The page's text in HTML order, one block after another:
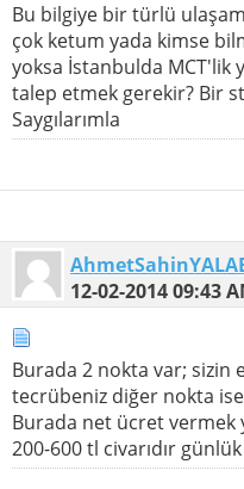
Bu bilgiye bir türlü
çok ketum yada kimse
yoksa İstanbulda MCT'lik
talep etmek gerekir? Bir
Saygılarımla
12-02-201409:43
Burada 2 nokta var;
tecrübeniz diğer nokta
Burada net ücret vermek
200-600 tl civarıdır